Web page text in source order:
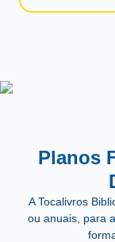
Planos
A Tocalivros
ou anuais, para